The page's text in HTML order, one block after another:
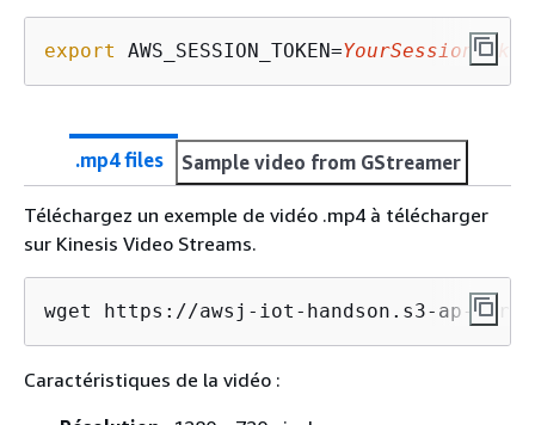
export AWS_SESSION_TOKEN=YourSessionToken
.mp4 files Sample video from GStreamer
Téléchargez un exemple de vidéo .mp4 à télécharger
sur Kinesis Video Streams.
wget https://awsj-iot-handson.s3-ap-
Caractéristiques de la vidéo :